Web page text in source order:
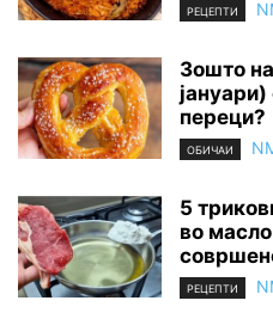
РЕЦЕПТИ
Зошто
переци?
ОБИЧАИ
5
во
РЕЦЕПТИ